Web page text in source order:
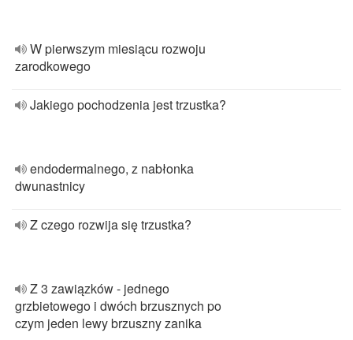
W pierwszym miesiącu rozwoju
zarodkowego
Jakiego pochodzenia jest trzustka?
endodermalnego, z nabłonka
dwunastnicy
Z czego rozwija się trzustka?
Z 3 zawiązków - jednego
grzbietowego i dwóch brzusznych po
czym jeden lewy brzuszny zanika